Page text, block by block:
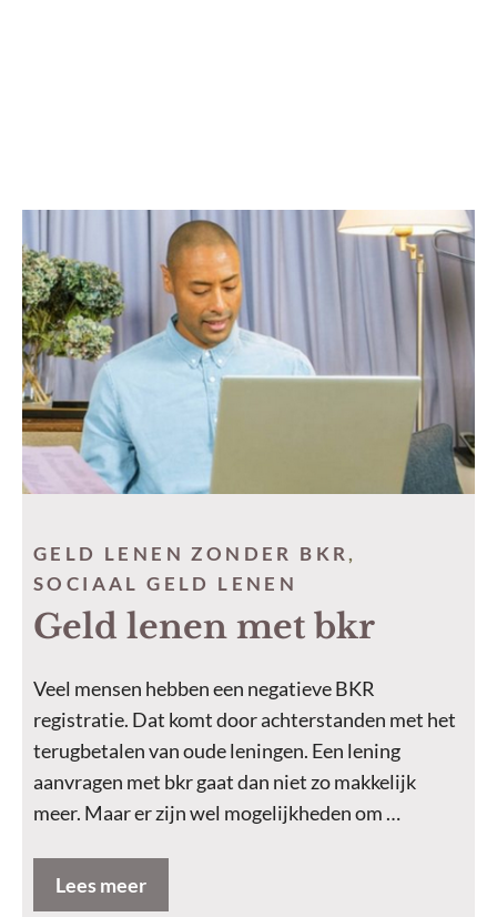
GELD LENEN ZONDER BKR,
SOCIAAL GELD LENEN
Geld lenen met bkr
Veel mensen hebben een negatieve BKR
registratie. Dat komt door achterstanden met het
terugbetalen van oude leningen. Een lening
aanvragen met bkr gaat dan niet zo makkelijk
meer. Maar er zijn wel mogelijkheden om …
Lees meer